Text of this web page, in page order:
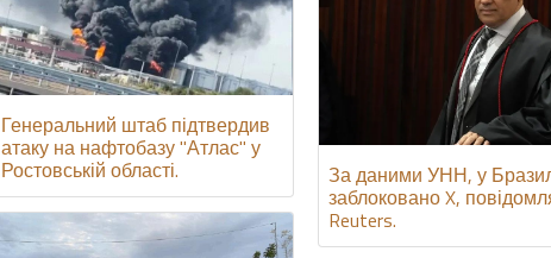
Генеральний штаб підтвердив
атаку на нафтобазу "Атлас" у
Ростовській області. За даними УНН, у
заблоковано X,
Reuters.